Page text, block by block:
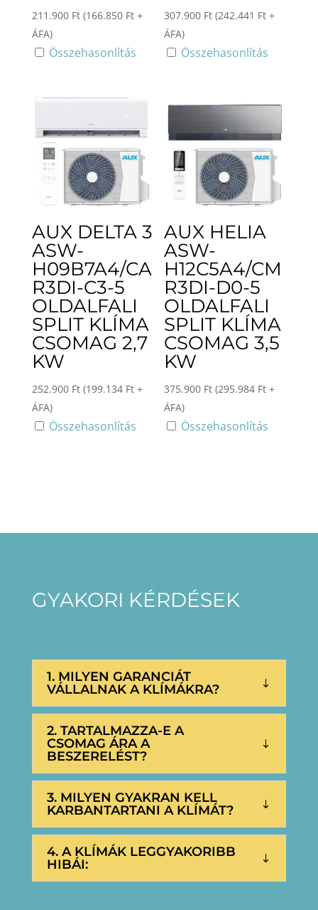
211.900 Ft (166.850 Ft+
ÁFA)
Összehasonlítás
307.900 Ft (242.441 Ft +
ÁFA)
Összehasonlítás
AUX DELTA 3
ASW-
H09B7A4/CA
R3DI-C3-5
OLDALFALI
SPLIT KLÍMA
CSOMAG 2,7
KW
252.900 Ft (199.134 Ft+
ÁFA)
Összehasonlítás
AUX HELIA
ASW-
H12C5A4/CM
R3DI-D0-5
OLDALFALI
SPLIT KLÍMA
CSOMAG 3,5
KW
375.900 Ft (295.984 Ft +
ÁFA)
Összehasonlítás
GYAKORI KÉRDÉSEK
1. MILYEN GARANCIÁT
VÁLLALNAK A KLÍMÁKRA?
2. TARTALMAZZA-E A
CSOMAG ÁRA A
BESZERELÉST?
3. MILYEN GYAKRAN KELL
KARBANTARTANI A KLÍMÁT?
4. A KLÍMÁK LEGGYAKORIBB
HIBÁI: